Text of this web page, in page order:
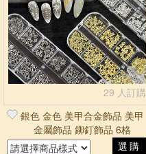
29 人訂購
銀色 金色 美甲合金飾品 美甲
金屬飾品 鉚釘飾品 6格
選購